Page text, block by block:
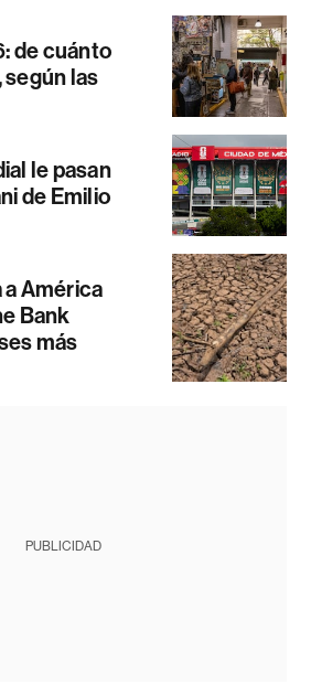
de cuánto
según las
le pasan
de Emilio
a América
Bank
más
PUBLICIDAD